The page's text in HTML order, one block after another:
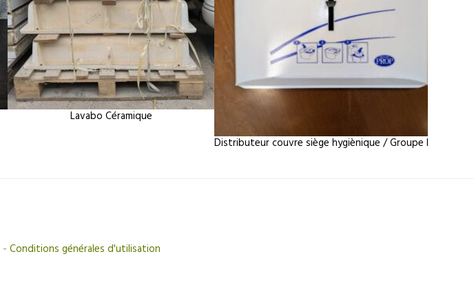
Lavabo Céramique
Distributeur couvre siège hygiènique / Groupe Prop
- Conditions générales d'utilisation